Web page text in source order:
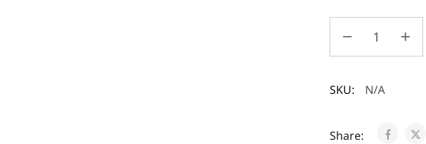
SKU: N/A
Share: